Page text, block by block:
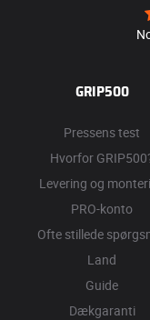
GRIP500
Pressens test
Hvorfor
Levering og
PRO-konto
Ofte stillede
Land
Guide
Dækgaranti